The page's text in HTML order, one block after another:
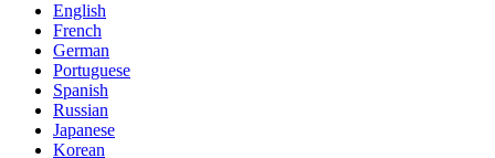
English
French
German
Portuguese
Spanish
Russian
Japanese
Korean